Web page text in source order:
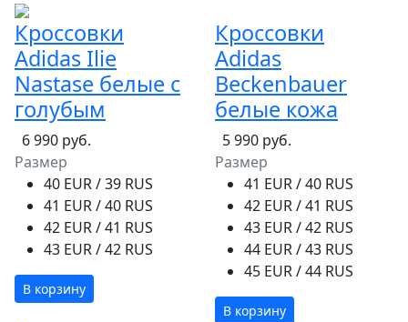
Кроссовки
Adidas Ilie
Nastase белые с
голубым
6 990 руб.
Размер
40 EUR / 39 RUS
41 EUR / 40 RUS
42 EUR / 41 RUS
43 EUR / 42 RUS
В корзину
Кроссовки
Adidas
Beckenbauer
белые кожа
5 990 руб.
Размер
41 EUR / 40 RUS
42 EUR / 41 RUS
43 EUR / 42 RUS
44 EUR / 43 RUS
45 EUR / 44 RUS
В корзину